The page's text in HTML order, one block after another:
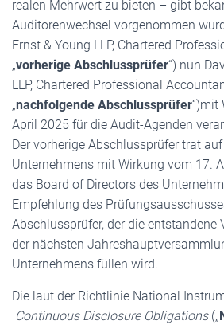
realen Mehrwert zu bieten – gibt
Auditorenwechsel vorgenommen
Ernst & Young LLP, Chartered
„vorherige Abschlussprüfer“) nun
LLP, Chartered Professional
„nachfolgende Abschlussprüfer“)mit
April 2025 für die Audit-Agenden
Der vorherige Abschlussprüfer trat
Unternehmens mit Wirkung vom 17.
das Board of Directors des
Empfehlung des
Abschlussprüfer, der die entstandene
der nächsten
Unternehmens füllen wird.
Die laut der Richtlinie National
Continuous Disclosure Obligations(„